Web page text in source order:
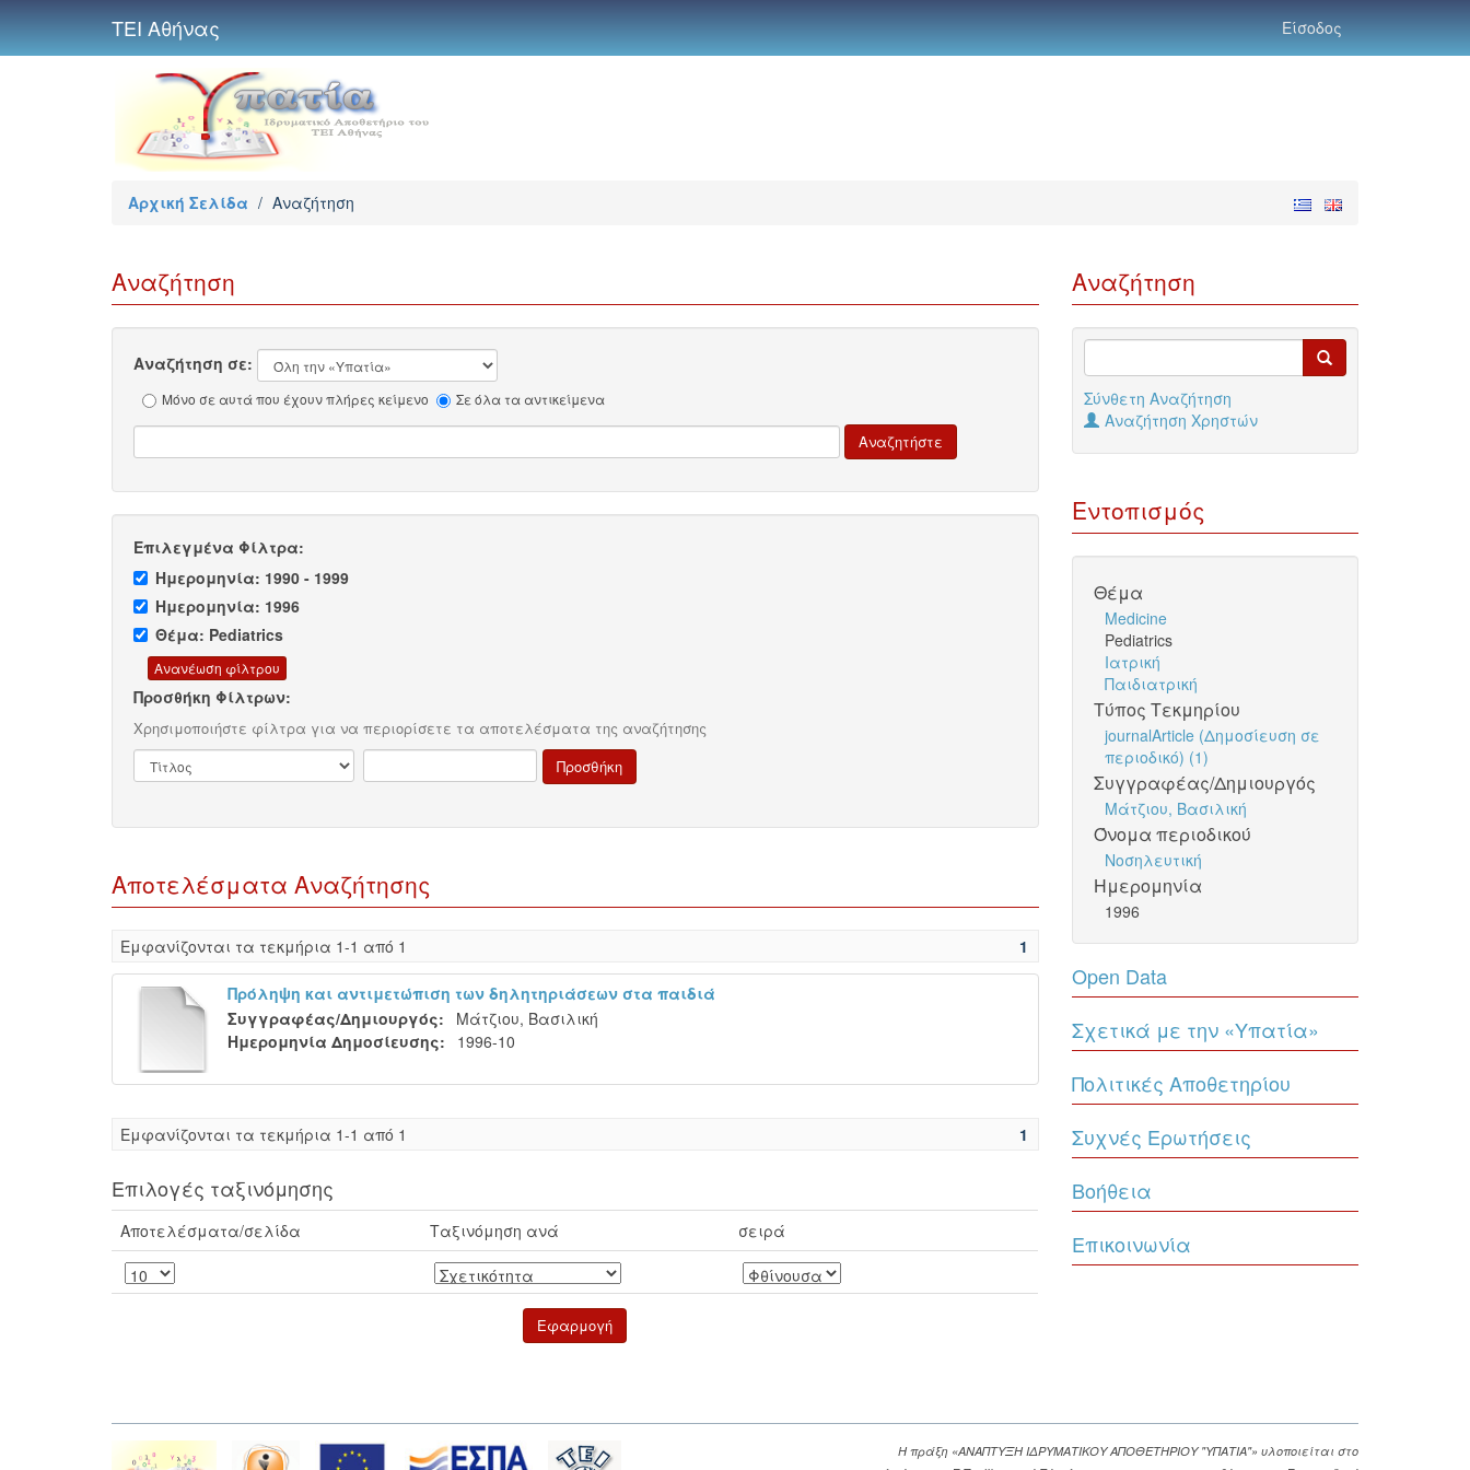
ΤΕΙ Αθήνας Είσοδος
Αρχική Σελίδα / Αναζήτηση
Αναζήτηση
Αναζήτηση σε:
Μόνο σε αυτά που έχουν πλήρες κείμενο Σε όλα τα αντικείμενα
Επιλεγμένα Φίλτρα:
Ημερομηνία: 1990 - 1999
Ημερομηνία: 1996
Θέμα: Pediatrics
Προσθήκη Φίλτρων:
Χρησιμοποιήστε φίλτρα για να περιορίσετε τα αποτελέσματα της αναζήτησης
Αποτελέσματα Αναζήτησης
Eμφανίζονται τα τεκμήρια 1-1 από 1 1
Πρόληψη και αντιμετώπιση των δηλητηριάσεων στα παιδιά
Συγγραφέας/Δημιουργός:
Μάτζιου, Βασιλική
Ημερομηνία Δημοσίευσης:
1996-10
Eμφανίζονται τα τεκμήρια 1-1 από 1 1
Επιλογές ταξινόμησης
Αποτελέσματα/σελίδα Ταξινόμηση ανά σειρά
Αναζήτηση
Σύνθετη Αναζήτηση
Αναζήτηση Χρηστών
Εντοπισμός
Θέμα
Medicine
Pediatrics
Ιατρική
Παιδιατρική
Τύπος Τεκμηρίου
journalArticle (Δημοσίευση σε
περιοδικό) (1)
Συγγραφέας/Δημιουργός
Μάτζιου, Βασιλική
Όνομα περιοδικού
Νοσηλευτική
Ημερομηνία
1996
Open Data
Σχετικά με την «Υπατία»
Πολιτικές Αποθετηρίου
Συχνές Ερωτήσεις
Βοήθεια
Επικοινωνία
Η πράξη «ΑΝΑΠΤΥΞΗ ΙΔΡΥΜΑΤΙΚΟΥ ΑΠΟΘΕΤΗΡΙΟΥ "ΥΠΑΤΙΑ"» υλοποιείται στο